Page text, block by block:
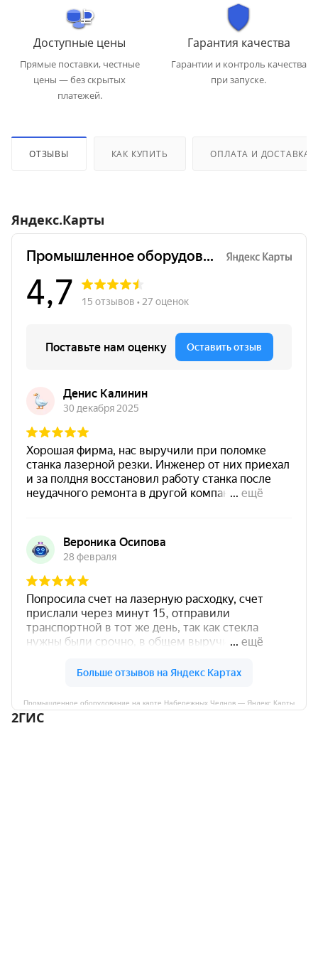
Доступные цены
Прямые поставки, честные
цены — без скрытых
платежей.
Гарантия качества
Гарантии и контроль качества
при запуске.
ОТЗЫВЫ КАК КУПИТЬ ОПЛАТА И ДОСТАВКА
Яндекс.Карты
Промышленное оборудование на карте Набережных Челнов — Яндекс Карты
2ГИС